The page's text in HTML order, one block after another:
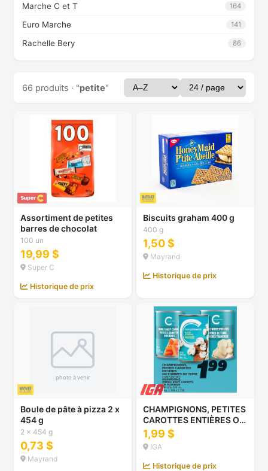
Marche C et T 164
Euro Marche 141
Rachelle Bery 86
66 produits · "petite"
Assortiment de petites
barres de chocolat
100 un
19,99 $
Super C
Historique de prix
Biscuits graham 400 g
400 g
1,50 $
Mayrand
Historique de prix
Boule de pâte à pizza 2 x
454 g
2 x 454 g
0,73 $
Mayrand
CHAMPIGNONS, PETITES
CAROTTES ENTIÈRES OU
POMMES DE TERRE
COMPLIMENTS
1,99 $
IGA
Historique de prix